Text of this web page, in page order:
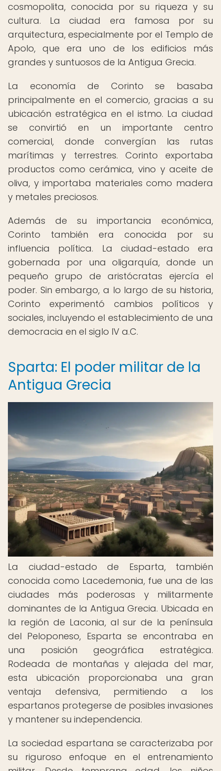
cosmopolita, conocida por su riqueza y su
cultura. La ciudad era famosa por su
arquitectura, especialmente por el Templo de
Apolo, que era uno de los edificios más
grandes y suntuosos de la Antigua Grecia.
La economía de Corinto se basaba
principalmente en el comercio, gracias a su
ubicación estratégica en el istmo. La ciudad
se convirtió en un importante centro
comercial, donde convergían las rutas
marítimas y terrestres. Corinto exportaba
productos como cerámica, vino y aceite de
oliva, y importaba materiales como madera
y metales preciosos.
Además de su importancia económica,
Corinto también era conocida por su
influencia política. La ciudad-estado era
gobernada por una oligarquía, donde un
pequeño grupo de aristócratas ejercía el
poder. Sin embargo, a lo largo de su historia,
Corinto experimentó cambios políticos y
sociales, incluyendo el establecimiento de una
democracia en el siglo IV a.C.
Sparta: El poder militar de la
Antigua Grecia
La ciudad-estado de Esparta, también
conocida como Lacedemonia, fue una de las
ciudades más poderosas y militarmente
dominantes de la Antigua Grecia. Ubicada en
la región de Laconia, al sur de la península
del Peloponeso, Esparta se encontraba en
una posición geográfica estratégica.
Rodeada de montañas y alejada del mar,
esta ubicación proporcionaba una gran
ventaja defensiva, permitiendo a los
espartanos protegerse de posibles invasiones
y mantener su independencia.
La sociedad espartana se caracterizaba por
su riguroso enfoque en el entrenamiento